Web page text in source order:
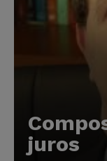
juros